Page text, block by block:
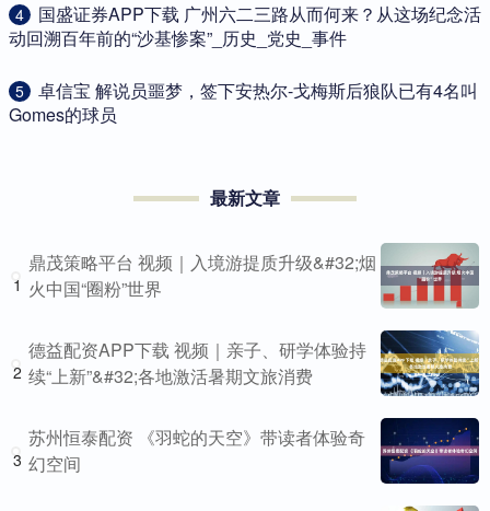
4
​国盛证券APP下载 广州六二三路从而何来？从这场纪念活
动回溯百年前的“沙基惨案”_历史_党史_事件
5
​卓信宝 解说员噩梦，签下安热尔-戈梅斯后狼队已有4名叫
Gomes的球员
最新文章
1
鼎茂策略平台 视频｜入境游提质升级&#32;烟
火中国“圈粉”世界
2
德益配资APP下载 视频｜亲子、研学体验持
续“上新”&#32;各地激活暑期文旅消费
3
苏州恒泰配资 《羽蛇的天空》带读者体验奇
幻空间